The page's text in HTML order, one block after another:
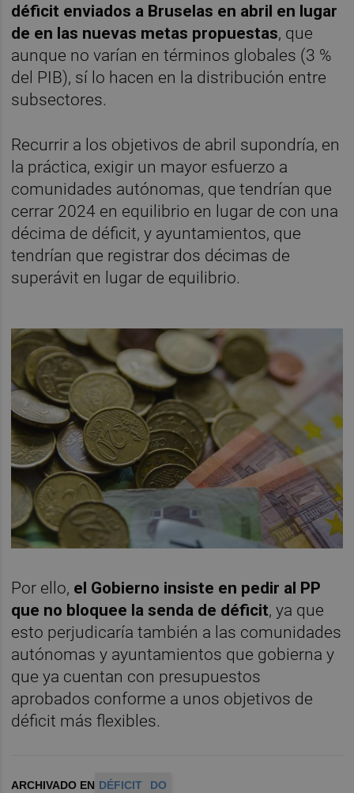
déficit enviados a Bruselas en abril en lugar
de en las nuevas metas propuestas, que
aunque no varían en términos globales (3 %
del PIB), sí lo hacen en la distribución entre
subsectores.
Recurrir a los objetivos de abril supondría, en
la práctica, exigir un mayor esfuerzo a
comunidades autónomas, que tendrían que
cerrar 2024 en equilibrio en lugar de con una
décima de déficit, y ayuntamientos, que
tendrían que registrar dos décimas de
superávit en lugar de equilibrio.
Por ello, el Gobierno insiste en pedir al PP
que no bloquee la senda de déficit, ya que
esto perjudicaría también a las comunidades
autónomas y ayuntamientos que gobierna y
que ya cuentan con presupuestos
aprobados conforme a unos objetivos de
déficit más flexibles.
ARCHIVADO EN DÉFICIT DO